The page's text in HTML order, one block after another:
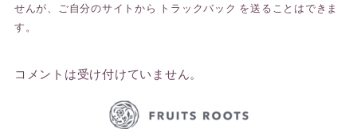
せんが、ご自分のサイトから トラックバック を送ることはできま
す。
コメントは受け付けていません。